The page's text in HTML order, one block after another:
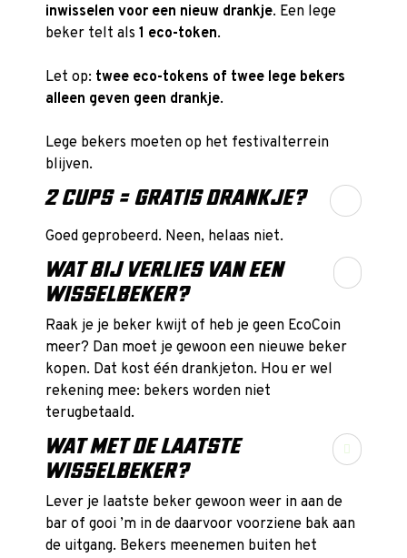
inwisselen voor een nieuw drankje. Een lege
beker telt als 1 eco-token.
Let op: twee eco-tokens of twee lege bekers
alleen geven geen drankje.
Lege bekers moeten op het festivalterrein
blijven.
2 CUPS = GRATIS DRANKJE?
Goed geprobeerd. Neen, helaas niet.
WAT BIJ VERLIES VAN EEN
WISSELBEKER?
Raak je je beker kwijt of heb je geen EcoCoin
meer? Dan moet je gewoon een nieuwe beker
kopen. Dat kost één drankjeton. Hou er wel
rekening mee: bekers worden niet
terugbetaald.
WAT MET DE LAATSTE
WISSELBEKER?

Lever je laatste beker gewoon weer in aan de
bar of gooi ’m in de daarvoor voorziene bak aan
de uitgang. Bekers meenemen buiten het